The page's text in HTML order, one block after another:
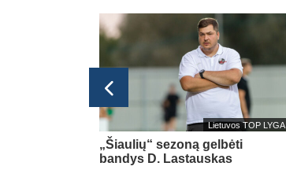
Lietuvos TOP LYGA
„Šiaulių“ sezoną gelbėti
bandys D. Lastauskas